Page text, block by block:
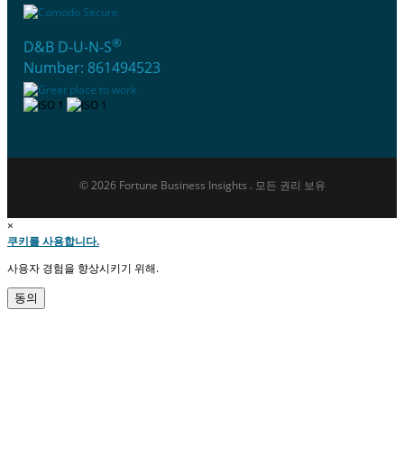
D&B D-U-N-S®
Number: 861494523
© 2026 Fortune Business Insights . 모든 권리 보유
×
쿠키를 사용합니다.
사용자 경험을 향상시키기 위해.
동의